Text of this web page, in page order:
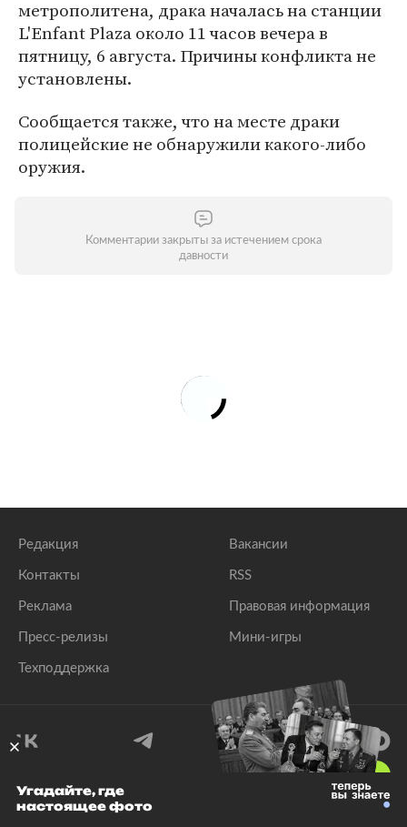
метрополитена, драка началась на станции
L'Enfant Plaza около 11 часов вечера в
пятницу, 6 августа. Причины конфликта не
установлены.
Сообщается также, что на месте драки
полицейские не обнаружили какого-либо
оружия.
Комментарии закрыты за истечением срока
давности
Редакция
Контакты
Реклама
Пресс-релизы
Техподдержка
Вакансии
RSS
Правовая информация
Мини-игры
© 1999–2026 Все права защищены.
Угадайте, где
настоящее фото